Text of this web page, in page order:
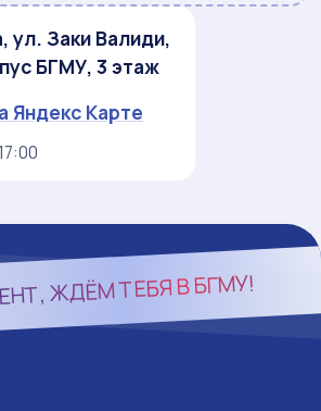
ул. Заки Валиди,
БГМУ, 3 этаж
Яндекс Карте
ЖДЁМ ТЕБЯ ВБГМУ!